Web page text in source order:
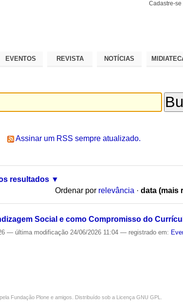
Cadastre-se
EVENTOS REVISTA NOTÍCIAS
Assinar um RSS sempre atualizado.
resultados
Ordenar por relevância · data (mais
Social e como Compromisso do
— última modificação 24/06/2026 11:04— registrado em:
Fundação Plone e amigos. Distribuído sob a Licença GNU GPL